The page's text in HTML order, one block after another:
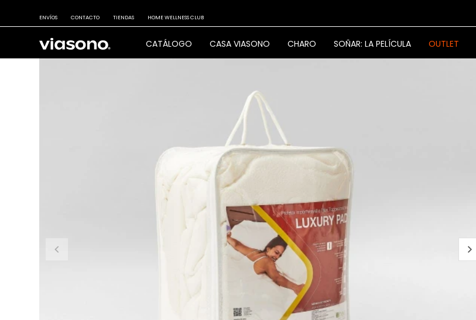
CATÁLOGO CASA VIASONO CHARO SOÑAR: LA PELÍCULA OUTLET
ENVÍOS CONTACTO TIENDAS HOME WELLNESS CLUB